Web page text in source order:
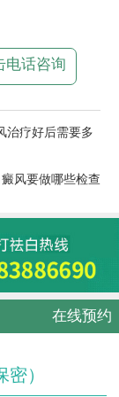
电话咨询
治疗好后需要多
风要做哪些检查
在线预约
密）